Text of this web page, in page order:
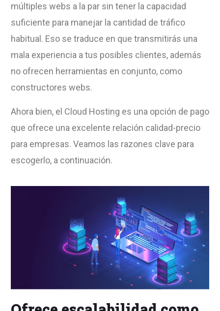
múltiples webs a la par sin tener la capacidad
suficiente para manejar la cantidad de tráfico
habitual. Eso se traduce en que transmitirás una
mala experiencia a tus posibles clientes, además
no ofrecen herramientas en conjunto, como
constructores webs.
Ahora bien, el Cloud Hosting es una opción de pago
que ofrece una excelente relación calidad-precio
para empresas. Veamos las razones clave para
escogerlo, a continuación.